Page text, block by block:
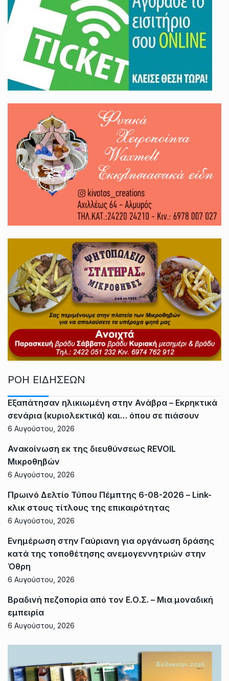
ΡΟΗ ΕΙΔΗΣΕΩΝ
Εξαπάτησαν ηλικιωμένη στην Ανάβρα – Εκρηκτικά
σενάρια (κυριολεκτικά) και… όπου σε πιάσουν
6 Αυγούστου, 2026
Ανακοίνωση εκ της διευθύνσεως REVOIL
Μικροθηβών
6 Αυγούστου, 2026
Πρωινό Δελτίο Τύπου Πέμπτης 6-08-2026 – Link-
κλικ στους τίτλους της επικαιρότητας
6 Αυγούστου, 2026
Ενημέρωση στην Γαύριανη για οργάνωση δράσης
κατά της τοποθέτησης ανεμογεννητριών στην
Όθρη
6 Αυγούστου, 2026
Βραδινή πεζοπορία από τον Ε.Ο.Σ. – Μια μοναδική
εμπειρία
6 Αυγούστου, 2026